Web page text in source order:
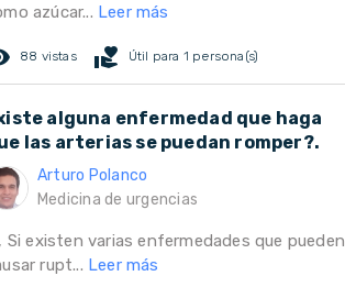
azúcar... Leer más
88 vistas volunteer_activism Útil para 1 persona(s)
alguna enfermedad que haga
las arterias se puedan romper?.
Arturo Polanco
Medicina de urgencias
Si existen varias enfermedades que pueden
rupt... Leer más